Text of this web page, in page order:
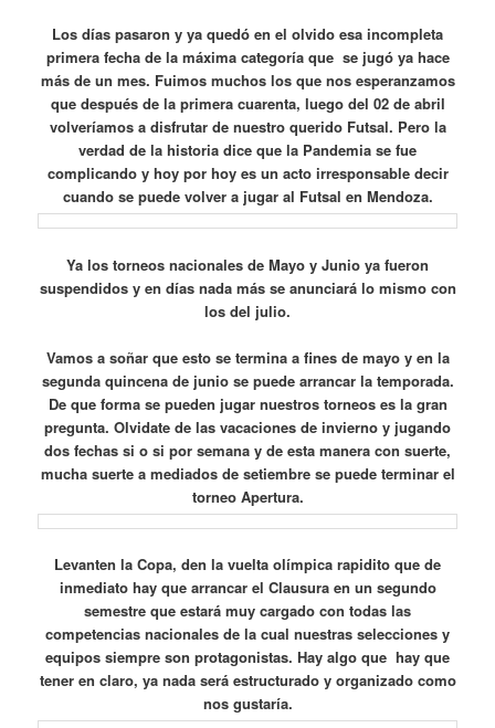
Los días pasaron y ya quedó en el olvido esa incompleta
primera fecha de la máxima categoría que se jugó ya hace
más de un mes. Fuimos muchos los que nos esperanzamos
que después de la primera cuarenta, luego del 02 de abril
volveríamos a disfrutar de nuestro querido Futsal. Pero la
verdad de la historia dice que la Pandemia se fue
complicando y hoy por hoy es un acto irresponsable decir
cuando se puede volver a jugar al Futsal en Mendoza.
Ya los torneos nacionales de Mayo y Junio ya fueron
suspendidos y en días nada más se anunciará lo mismo con
los del julio.
Vamos a soñar que esto se termina a fines de mayo y en la
segunda quincena de junio se puede arrancar la temporada.
De que forma se pueden jugar nuestros torneos es la gran
pregunta. Olvidate de las vacaciones de invierno y jugando
dos fechas si o si por semana y de esta manera con suerte,
mucha suerte a mediados de setiembre se puede terminar el
torneo Apertura.
Levanten la Copa, den la vuelta olímpica rapidito que de
inmediato hay que arrancar el Clausura en un segundo
semestre que estará muy cargado con todas las
competencias nacionales de la cual nuestras selecciones y
equipos siempre son protagonistas. Hay algo que hay que
tener en claro, ya nada será estructurado y organizado como
nos gustaría.